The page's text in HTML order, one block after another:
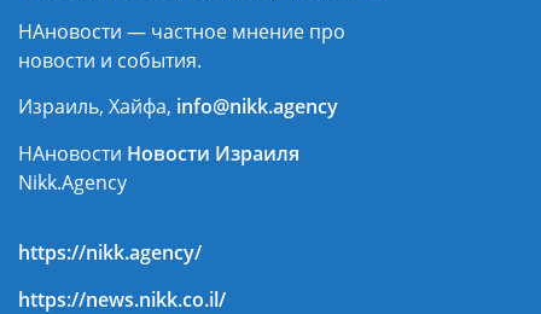
НАновости — частное мнение про
новости и события.
Израиль, Хайфа, info@nikk.agency
НАновости Новости Израиля
Nikk.Agency
https://nikk.agency/
https://news.nikk.co.il/